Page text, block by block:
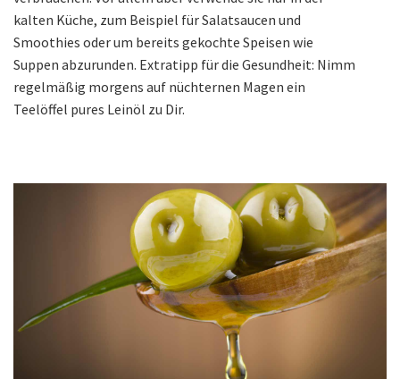
kalten Küche, zum Beispiel für Salatsaucen und
Smoothies oder um bereits gekochte Speisen wie
Suppen abzurunden. Extratipp für die Gesundheit: Nimm
regelmäßig morgens auf nüchternen Magen ein
Teelöffel pures Leinöl zu Dir.